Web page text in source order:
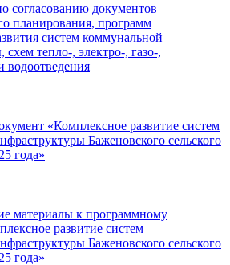
документов
планирования, программ
систем коммунальной
тепло-, электро-, газо-,
водоотведения
«Комплексное развитие систем
Баженовского сельского
года»
материалы к программному
развитие систем
Баженовского сельского
года»